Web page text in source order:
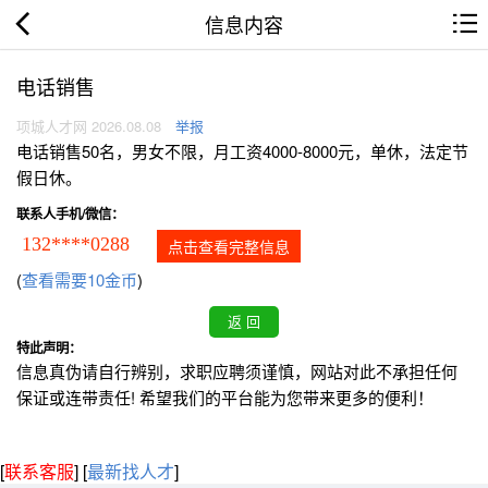
信息内容
电话销售
项城人才网 2026.08.08 举报
电话销售50名，男女不限，月工资4000-8000元，单休，法定节
假日休。
联系人手机/微信：
132****0288 点击查看完整信息
(查看需要10金币)
特此声明：
信息真伪请自行辨别，求职应聘须谨慎，网站对此不承担任何
保证或连带责任! 希望我们的平台能为您带来更多的便利！
[联系客服] [最新找人才]